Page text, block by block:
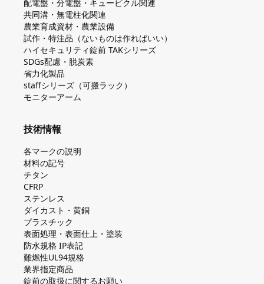
配電盤・分電盤・キュービクル関連
共同溝・無電柱化関連
農業育成資材・農業設備
試作・特注品（ないものは作ればいい）
ハイセキュリティ錠前 TAKシリーズ
SDGs配慮・脱炭素
省力化製品
staffシリーズ（可搬ラック）
モニターアーム
技術情報
各マークの説明
材料の記号
チタン
CFRP
ステンレス
ダイカスト・⻩銅
プラスチック
表面処理・表面仕上・塗装
防⽔規格 IP表記
難燃性UL94規格
業界指定商品
錠前の取扱に関するお願い